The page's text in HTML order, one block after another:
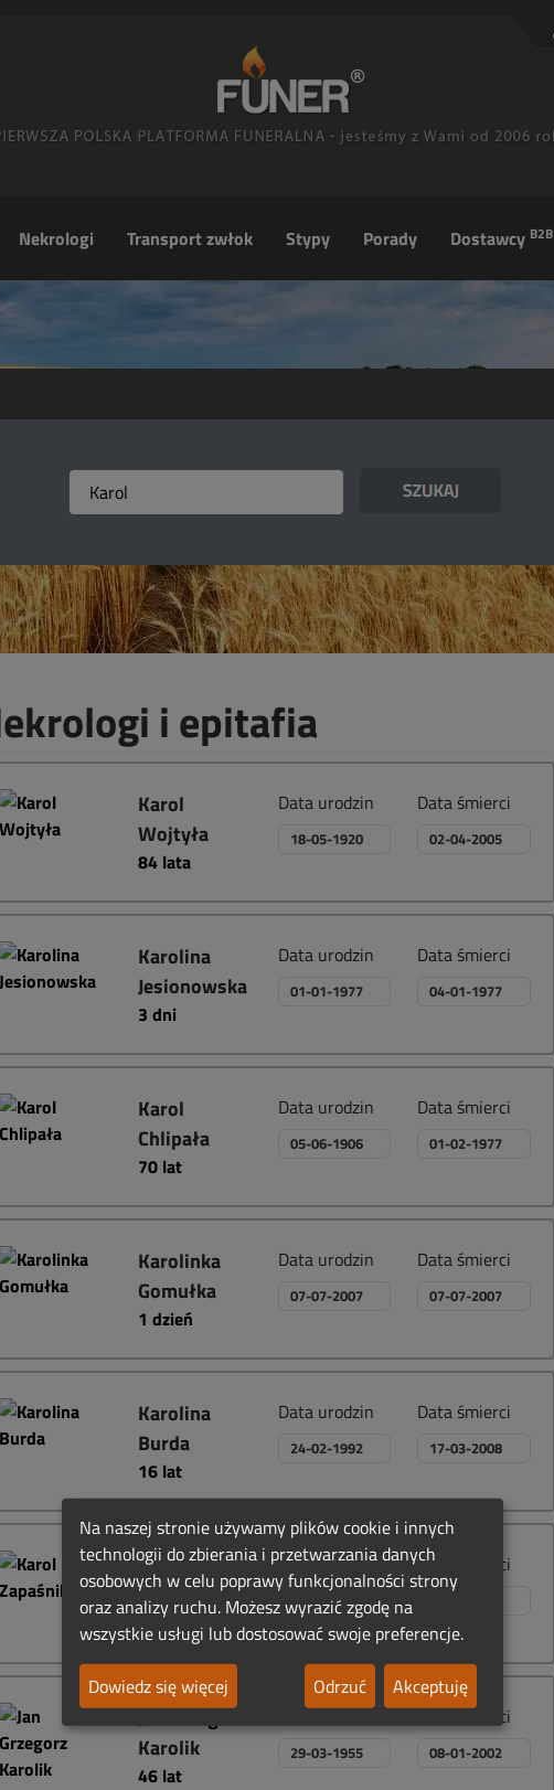
Nekrologi Transport zwłok Stypy Porady Dostawcy B2B
i epitafia
Karol
Wojtyła
84 lata
Data urodzin
18-05-1920
Data śmierci
02-04-2005
Karolina
Jesionowska
3 dni
Data urodzin
01-01-1977
Data śmierci
04-01-1977
Karol
Chlipała
70 lat
Data urodzin
05-06-1906
Data śmierci
01-02-1977
Karolinka
Gomułka
1 dzień
Data urodzin
07-07-2007
Data śmierci
07-07-2007
Karolina
Burda
16 lat
Data urodzin
24-02-1992
Data śmierci
17-03-2008
Karol
Zapaśnik
18 lat
Data urodzin
04-06-1985
Data śmierci
Jan Grzegorz
Karolik
46 lat
Data urodzin
29-03-1955
Data śmierci
08-01-2002
Na naszej stronie używamy plików cookie i innych
technologii do zbierania i przetwarzania danych
osobowych w celu poprawy funkcjonalności strony
oraz analizy ruchu. Możesz wyrazić zgodę na
wszystkie usługi lub dostosować swoje preferencje.
Dowiedz się więcej
Odrzuć Akceptuję